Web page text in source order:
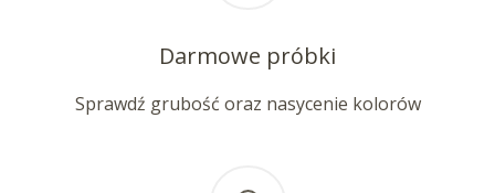
Darmowe próbki
Sprawdź grubość oraz nasycenie kolorów